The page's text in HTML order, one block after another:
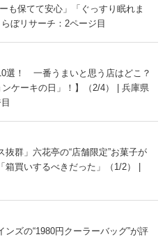
も保てて安心」「ぐっすり眠れま
ぼリサーチ：2ページ目
選！ 一番うまいと思う店はどこ？
ンケーキの日」！】（2/4） | 兵庫県
抜群」六花亭の“店舗限定”お菓子が
買いするべきだった」（1/2） |
ズの“1980円クーラーバッグ”が評